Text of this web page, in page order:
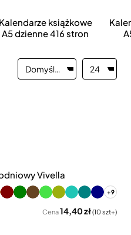
Kalendarze książkowe
A5 dzienne 416 stron
Vivella
+9
Cena14,40 zł(10 szt+)